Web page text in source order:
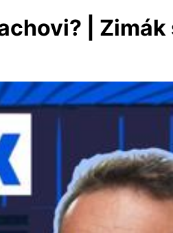
| Zimák